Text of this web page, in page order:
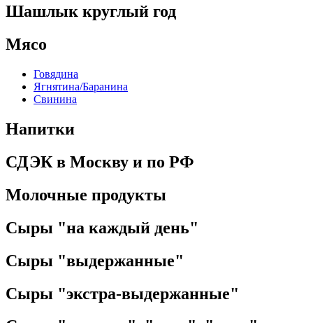
Шашлык круглый год
Мясо
Говядина
Ягнятина/Баранина
Свинина
Напитки
СДЭК в Москву и по РФ
Молочные продукты
Сыры "на каждый день"
Сыры "выдержанные"
Сыры "экстра-выдержанные"